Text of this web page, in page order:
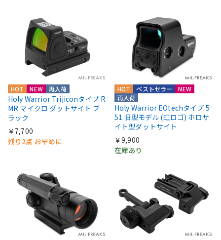
HOT NEW 再入荷
Holy Warrior Trijiconタイプ R
MR マイクロ ダットサイト ブ
ラック
￥7,700
残り2点 お早めに
HOT
NEW
再入荷
ベストセラー
Holy Warrior EOtechタイプ 5
51 旧型モデル (虹ロゴ) ホロサ
イト型ダットサイト
￥9,900
在庫あり